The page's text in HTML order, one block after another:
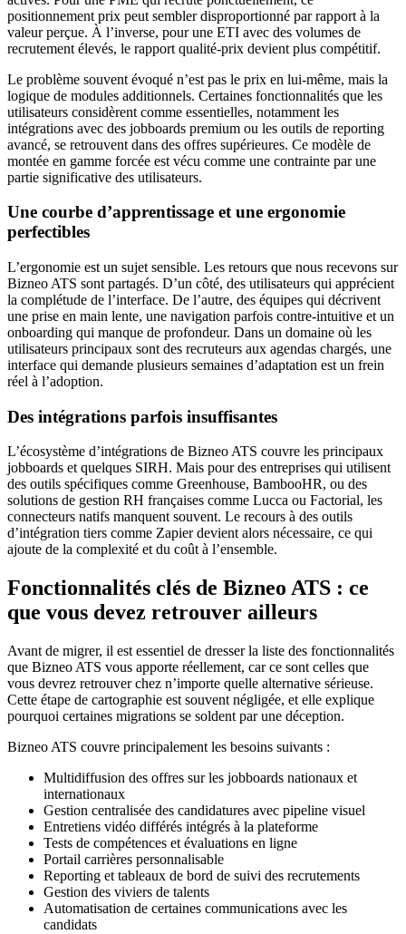
positionnement prix peut sembler disproportionné par rapport à la
valeur perçue. À l’inverse, pour une ETI avec des volumes de
recrutement élevés, le rapport qualité-prix devient plus compétitif.
Le problème souvent évoqué n’est pas le prix en lui-même, mais la
logique de modules additionnels. Certaines fonctionnalités que les
utilisateurs considèrent comme essentielles, notamment les
intégrations avec des jobboards premium ou les outils de reporting
avancé, se retrouvent dans des offres supérieures. Ce modèle de
montée en gamme forcée est vécu comme une contrainte par une
partie significative des utilisateurs.
Une courbe d’apprentissage et une ergonomie
perfectibles
L’ergonomie est un sujet sensible. Les retours que nous recevons sur
Bizneo ATS sont partagés. D’un côté, des utilisateurs qui apprécient
la complétude de l’interface. De l’autre, des équipes qui décrivent
une prise en main lente, une navigation parfois contre-intuitive et un
onboarding qui manque de profondeur. Dans un domaine où les
utilisateurs principaux sont des recruteurs aux agendas chargés, une
interface qui demande plusieurs semaines d’adaptation est un frein
réel à l’adoption.
Des intégrations parfois insuffisantes
L’écosystème d’intégrations de Bizneo ATS couvre les principaux
jobboards et quelques SIRH. Mais pour des entreprises qui utilisent
des outils spécifiques comme Greenhouse, BambooHR, ou des
solutions de gestion RH françaises comme Lucca ou Factorial, les
connecteurs natifs manquent souvent. Le recours à des outils
d’intégration tiers comme Zapier devient alors nécessaire, ce qui
ajoute de la complexité et du coût à l’ensemble.
Fonctionnalités clés de Bizneo ATS : ce
que vous devez retrouver ailleurs
Avant de migrer, il est essentiel de dresser la liste des fonctionnalités
que Bizneo ATS vous apporte réellement, car ce sont celles que
vous devrez retrouver chez n’importe quelle alternative sérieuse.
Cette étape de cartographie est souvent négligée, et elle explique
pourquoi certaines migrations se soldent par une déception.
Bizneo ATS couvre principalement les besoins suivants :
Multidiffusion des offres sur les jobboards nationaux et
internationaux
Gestion centralisée des candidatures avec pipeline visuel
Entretiens vidéo différés intégrés à la plateforme
Tests de compétences et évaluations en ligne
Portail carrières personnalisable
Reporting et tableaux de bord de suivi des recrutements
Gestion des viviers de talents
Automatisation de certaines communications avec les
candidats